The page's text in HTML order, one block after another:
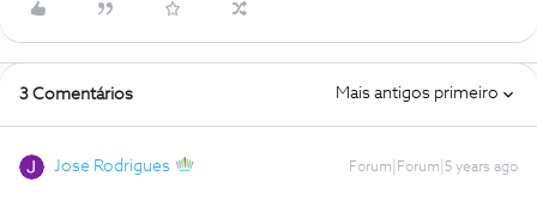
3 Comentários Mais antigos primeiro
Jose Rodrigues Forum|Forum|5 years ago